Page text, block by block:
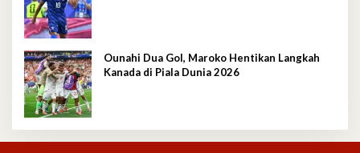
Ounahi Dua Gol, Maroko Hentikan Langkah
Kanada di Piala Dunia 2026